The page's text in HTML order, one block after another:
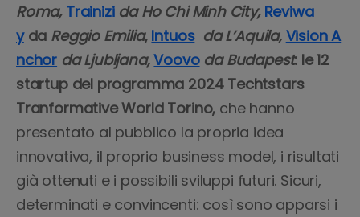
Roma, Trainizida Ho Chi Minh City, Reviwa
yda Reggio Emilia, Intuos da L’Aquila,Vision A
nchor da Ljubljana,Voovoda Budapest: le 12
startup del programma 2024 Techtstars
Tranformative World Torino, che hanno
presentato al pubblico la propria idea
innovativa, il proprio business model, i risultati
già ottenuti e i possibili sviluppi futuri. Sicuri,
determinati e convincenti: così sono apparsi i